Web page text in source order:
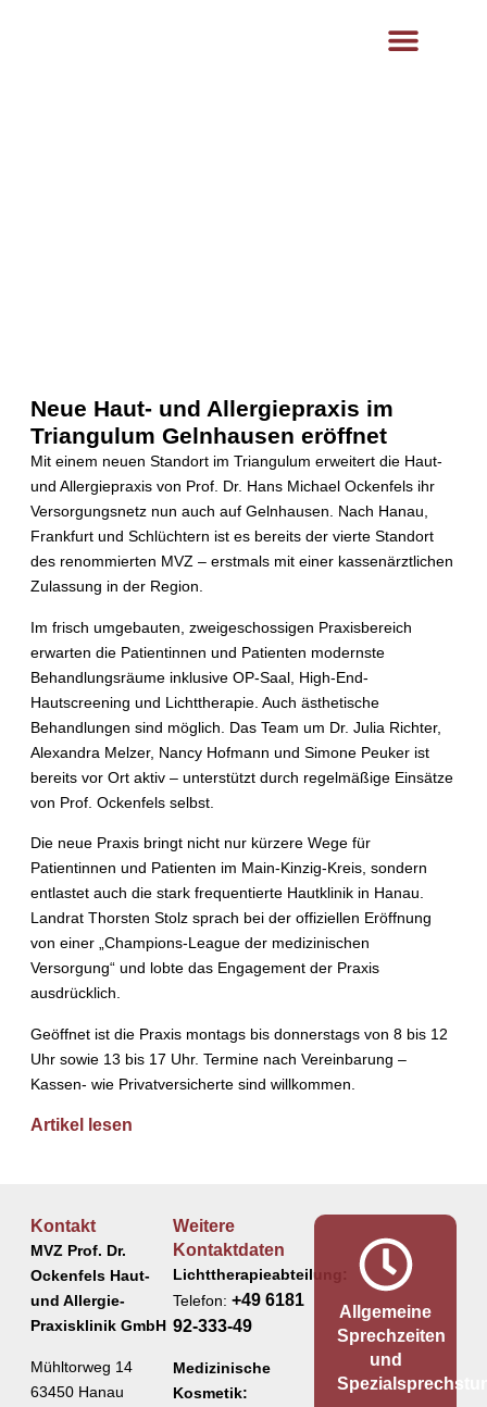
Neue Haut- und Allergiepraxis im
Triangulum Gelnhausen eröffnet
Mit einem neuen Standort im Triangulum erweitert die Haut-
und Allergiepraxis von Prof. Dr. Hans Michael Ockenfels ihr
Versorgungsnetz nun auch auf Gelnhausen. Nach Hanau,
Frankfurt und Schlüchtern ist es bereits der vierte Standort
des renommierten MVZ – erstmals mit einer kassenärztlichen
Zulassung in der Region.
Im frisch umgebauten, zweigeschossigen Praxisbereich
erwarten die Patientinnen und Patienten modernste
Behandlungsräume inklusive OP-Saal, High-End-
Hautscreening und Lichttherapie. Auch ästhetische
Behandlungen sind möglich. Das Team um Dr. Julia Richter,
Alexandra Melzer, Nancy Hofmann und Simone Peuker ist
bereits vor Ort aktiv – unterstützt durch regelmäßige Einsätze
von Prof. Ockenfels selbst.
Die neue Praxis bringt nicht nur kürzere Wege für
Patientinnen und Patienten im Main-Kinzig-Kreis, sondern
entlastet auch die stark frequentierte Hautklinik in Hanau.
Landrat Thorsten Stolz sprach bei der offiziellen Eröffnung
von einer „Champions-League der medizinischen
Versorgung“ und lobte das Engagement der Praxis
ausdrücklich.
Geöffnet ist die Praxis montags bis donnerstags von 8 bis 12
Uhr sowie 13 bis 17 Uhr. Termine nach Vereinbarung –
Kassen- wie Privatversicherte sind willkommen.
Artikel lesen
Kontakt
MVZ Prof. Dr.
Ockenfels Haut-
und Allergie-
Praxisklinik GmbH
Mühltorweg 14
63450 Hanau
Weitere
Kontaktdaten
Lichttherapieabteilung:
Telefon: +49 6181
92-333-49
Medizinische
Kosmetik:
Allgemeine
Sprechzeiten
und